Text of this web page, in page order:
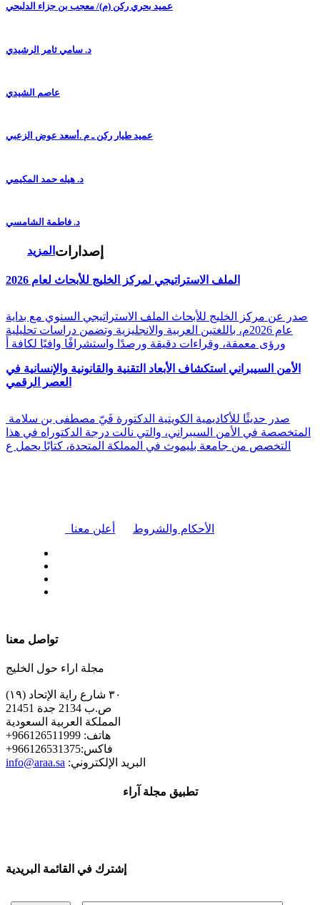
عميد بحري ركن (م)/ معجب بن جزاء الدلبحي
د. سامي ثامر الرشيدي
عاصم الشيدي
عميد طيار ركن ـ م .أسعد عوض الزعبي
د. هيله حمد المكيمي
د. فاطمة الشامسي
المزيد إصدارات
الملف الاستراتيجي لمركز الخليج للأبحاث لعام 2026
صدر عن مركز الخليج للأبحاث الملف الاستراتيجي السنوي مع بداية
عام 2026م، باللغتين العربية والانجليزية وتضمن دراسات تحليلية
ورؤى معمقة، وقراءات دقيقة ورصدًا واستشرافًا وافيًا لكافة أ
الأمن السيبراني استكشاف الأبعاد التقنية والقانونية والإنسانية في
العصر الرقمي
المتخصصة في الأمن السيبراني، والتي نالت درجة الدكتوراه في هذا
التخصص من جامعة بليموث في المملكة المتحدة، كتابًا يحمل ع
أعلن معنا الأحكام والشروط
تواصل معنا
مجلة اراء حول الخليج
٣٠ شارع راية الإتحاد (١٩)
ص.ب 2134 جدة 21451
المملكة العربية السعودية
+هاتف: 966126511999
+فاكس:966126531375
info@araa.sa :البريد الإلكتروني
تطبيق مجلة آراء
إشترك في القائمة البريدية